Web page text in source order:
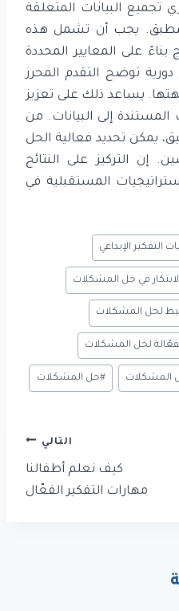
البيانات المتعلقة
المطبق. يجب أن تشمل هذه
بناءً على المعايير المحددة
توضح التقدم المحرز
يساعد ذلك على تعزيز
المستندة إلى البيانات. من
يمكن تحديد فعالية الحل
إن التركيز على النتائج
المستقبلية في
التفكير الإبداعي
في حل المشكلات
لحل المشكلات
لحل المشكلات
المشكلات #حل المشكلات
التالي
كيف نعلم أطفالنا
مهارات التفكير الفعّال